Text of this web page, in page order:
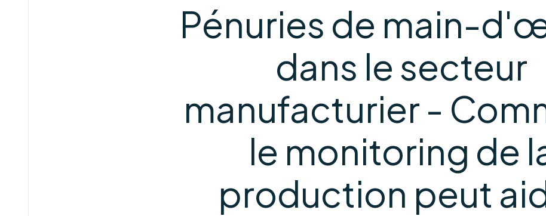
Pénuries de main-
dans le secteur
manufacturier -
le monitoring de
production peut